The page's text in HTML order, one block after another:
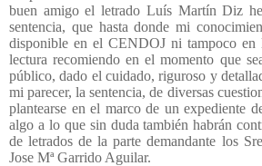
buen amigo el letrado Luís Martín Diz
sentencia, que hasta donde mi
disponible en el CENDOJ ni tampoco en
lectura recomiendo en el momento que
público, dado el cuidado, riguroso y
mi parecer, la sentencia, de diversas
plantearse en el marco de un expediente
algo a lo que sin duda también habrán
de letrados de la parte demandante los
Jose Mª Garrido Aguilar.